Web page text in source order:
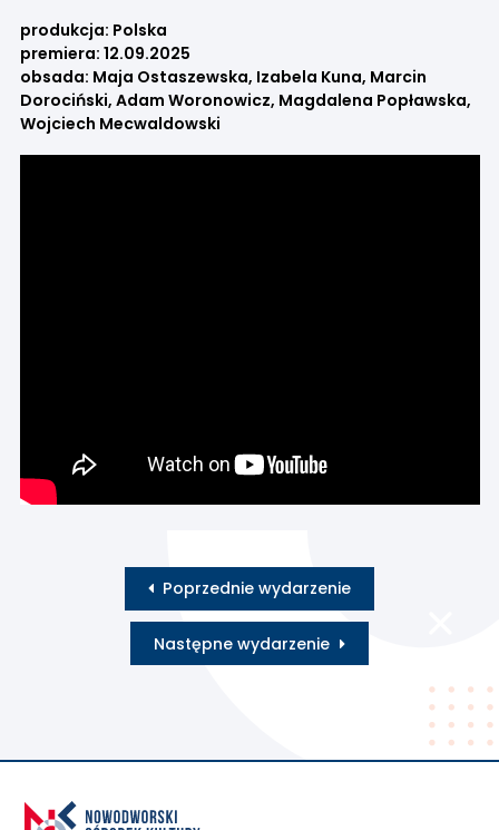
produkcja: Polska
premiera: 12.09.2025
obsada: Maja Ostaszewska, Izabela Kuna, Marcin
Dorociński, Adam Woronowicz, Magdalena Popławska,
Wojciech Mecwaldowski
Poprzednie wydarzenie
Następne wydarzenie